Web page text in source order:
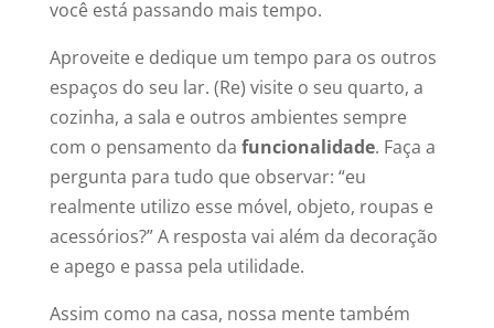
você está passando mais tempo.
Aproveite e dedique um tempo para os outros
espaços do seu lar. (Re) visite o seu quarto, a
cozinha, a sala e outros ambientes sempre
com o pensamento da funcionalidade. Faça a
pergunta para tudo que observar: “eu
realmente utilizo esse móvel, objeto, roupas e
acessórios?” A resposta vai além da decoração
e apego e passa pela utilidade.
Assim como na casa, nossa mente também